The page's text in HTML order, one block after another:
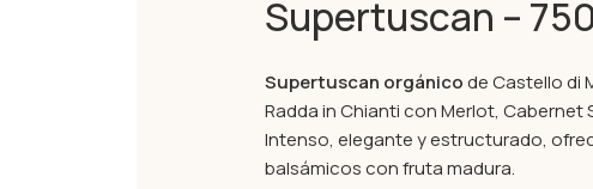
Supertuscan –
Supertuscan orgánicode Castello di
Radda in Chianti con Merlot, Cabernet
Intenso, elegante y estructurado,
balsámicos con fruta madura.